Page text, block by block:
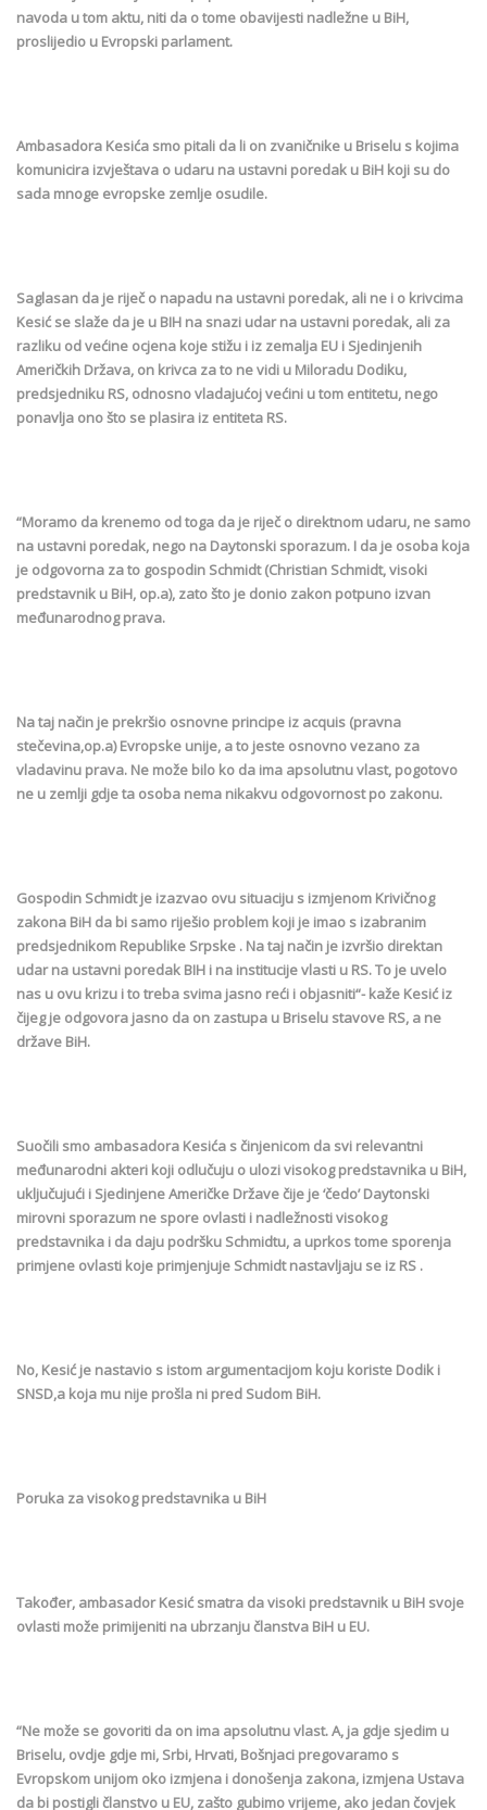
navoda u tom aktu, niti da o tome obavijesti nadležne u BiH,
proslijedio u Evropski parlament.
Ambasadora Kesića smo pitali da li on zvaničnike u Briselu s kojima
komunicira izvještava o udaru na ustavni poredak u BiH koji su do
sada mnoge evropske zemlje osudile.
Saglasan da je riječ o napadu na ustavni poredak, ali ne i o krivcima
Kesić se slaže da je u BIH na snazi udar na ustavni poredak, ali za
razliku od većine ocjena koje stižu i iz zemalja EU i Sjedinjenih
Američkih Država, on krivca za to ne vidi u Miloradu Dodiku,
predsjedniku RS, odnosno vladajućoj većini u tom entitetu, nego
ponavlja ono što se plasira iz entiteta RS.
“Moramo da krenemo od toga da je riječ o direktnom udaru, ne samo
na ustavni poredak, nego na Daytonski sporazum. I da je osoba koja
je odgovorna za to gospodin Schmidt (Christian Schmidt, visoki
predstavnik u BiH, op.a), zato što je donio zakon potpuno izvan
međunarodnog prava.
Na taj način je prekršio osnovne principe iz acquis (pravna
stečevina,op.a) Evropske unije, a to jeste osnovno vezano za
vladavinu prava. Ne može bilo ko da ima apsolutnu vlast, pogotovo
ne u zemlji gdje ta osoba nema nikakvu odgovornost po zakonu.
Gospodin Schmidt je izazvao ovu situaciju s izmjenom Krivičnog
zakona BiH da bi samo riješio problem koji je imao s izabranim
predsjednikom Republike Srpske . Na taj način je izvršio direktan
udar na ustavni poredak BIH i na institucije vlasti u RS. To je uvelo
nas u ovu krizu i to treba svima jasno reći i objasniti“- kaže Kesić iz
čijeg je odgovora jasno da on zastupa u Briselu stavove RS, a ne
države BiH.
Suočili smo ambasadora Kesića s činjenicom da svi relevantni
međunarodni akteri koji odlučuju o ulozi visokog predstavnika u BiH,
uključujući i Sjedinjene Američke Države čije je ‘čedo’ Daytonski
mirovni sporazum ne spore ovlasti i nadležnosti visokog
predstavnika i da daju podršku Schmidtu, a uprkos tome sporenja
primjene ovlasti koje primjenjuje Schmidt nastavljaju se iz RS .
No, Kesić je nastavio s istom argumentacijom koju koriste Dodik i
SNSD,a koja mu nije prošla ni pred Sudom BiH.
Poruka za visokog predstavnika u BiH
Također, ambasador Kesić smatra da visoki predstavnik u BiH svoje
ovlasti može primijeniti na ubrzanju članstva BiH u EU.
“Ne može se govoriti da on ima apsolutnu vlast. A, ja gdje sjedim u
Briselu, ovdje gdje mi, Srbi, Hrvati, Bošnjaci pregovaramo s
Evropskom unijom oko izmjena i donošenja zakona, izmjena Ustava
da bi postigli članstvo u EU, zašto gubimo vrijeme, ako jedan čovjek